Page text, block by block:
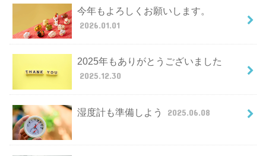
今年もよろしくお願いします。
2026.01.01
2025年もありがとうございました
2025.12.30
湿度計も準備しよう 2025.06.08